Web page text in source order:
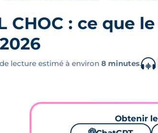
CHOC : ce que
lecture estimé à environ 8 minutes.
Obtenir